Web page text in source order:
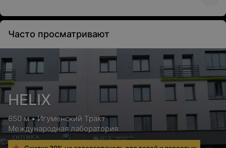
Профилактика резус-конфликта у беременных и
Вакцинация от COVID-19
Цена по запросу
Сертификат о вакцинации против COVID-19
Цена по запросу
Часто просматривают
HELIX
650 м • Игуменский Тракт
Международная лаборатория